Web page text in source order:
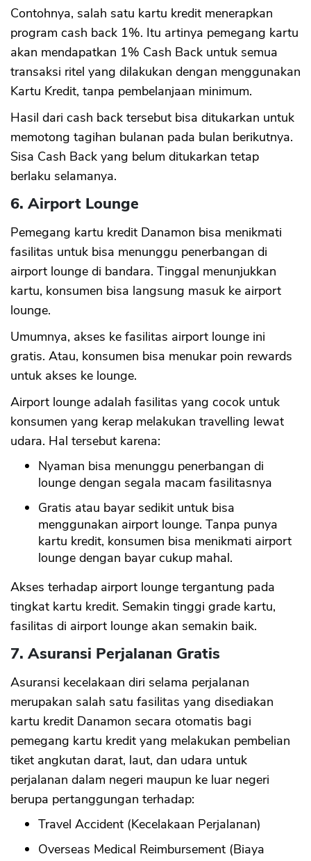
Contohnya, salah satu kartu kredit menerapkan
program cash back 1%. Itu artinya pemegang kartu
akan mendapatkan 1% Cash Back untuk semua
transaksi ritel yang dilakukan dengan menggunakan
Kartu Kredit, tanpa pembelanjaan minimum.
Hasil dari cash back tersebut bisa ditukarkan untuk
memotong tagihan bulanan pada bulan berikutnya.
Sisa Cash Back yang belum ditukarkan tetap
berlaku selamanya.
6. Airport Lounge
Pemegang kartu kredit Danamon bisa menikmati
fasilitas untuk bisa menunggu penerbangan di
airport lounge di bandara. Tinggal menunjukkan
kartu, konsumen bisa langsung masuk ke airport
lounge.
Umumnya, akses ke fasilitas airport lounge ini
gratis. Atau, konsumen bisa menukar poin rewards
untuk akses ke lounge.
Airport lounge adalah fasilitas yang cocok untuk
konsumen yang kerap melakukan travelling lewat
udara. Hal tersebut karena:
Nyaman bisa menunggu penerbangan di
lounge dengan segala macam fasilitasnya
Gratis atau bayar sedikit untuk bisa
menggunakan airport lounge. Tanpa punya
kartu kredit, konsumen bisa menikmati airport
lounge dengan bayar cukup mahal.
Akses terhadap airport lounge tergantung pada
tingkat kartu kredit. Semakin tinggi grade kartu,
fasilitas di airport lounge akan semakin baik.
7. Asuransi Perjalanan Gratis
Asuransi kecelakaan diri selama perjalanan
merupakan salah satu fasilitas yang disediakan
kartu kredit Danamon secara otomatis bagi
pemegang kartu kredit yang melakukan pembelian
tiket angkutan darat, laut, dan udara untuk
perjalanan dalam negeri maupun ke luar negeri
berupa pertanggungan terhadap:
Travel Accident (Kecelakaan Perjalanan)
Overseas Medical Reimbursement (Biaya